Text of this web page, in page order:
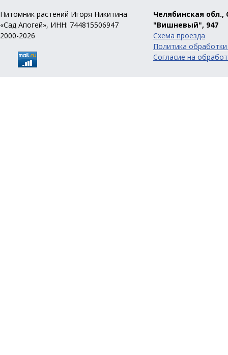
Питомник растений Игоря Никитина
«Сад Апогей», ИНН: 744815506947
2000-2026
Челябинская обл.,
"Вишневый", 947
Схема проезда
Политика
Согласие на